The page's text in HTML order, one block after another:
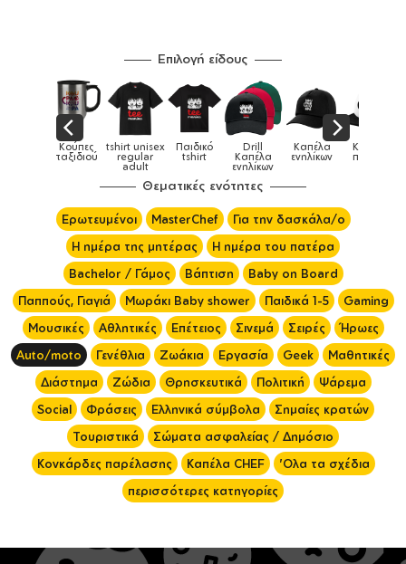
Επιλογή είδους
tshirt unisex
regular
Παιδικό
tshirt
Drill
Καπέλα
Καπέλα
ενηλίκων
Καπέλα
παιδικά Κούπες
Θεματικές ενότητες
Ερωτευμένοι MasterChef
Για την δασκάλα/ο
Η ημέρα της μητέρας
Η ημέρα του πατέρα
Bachelor / Γάμος
Βάπτιση
Baby on Board
Παππούς, Γιαγιά
Μωράκι Baby shower Παιδικά 1-5
Gaming
Μουσικές
Αθλητικές Επέτειος Σινεμά Σειρές
Ήρωες
Auto/moto
Γενέθλια Ζωάκια Εργασία Geek
Μαθητικές
Διάστημα
Ζώδια Θρησκευτικά Πολιτική
Ψάρεμα
Social
Φράσεις Ελληνικά σύμβολα
Σημαίες κρατών
Τουριστικά
Σώματα ασφαλείας / Δημόσιο
Κονκάρδες παρέλασης
Καπέλα CHEF
'Ολα τα σχέδια
περισσότερες κατηγορίες